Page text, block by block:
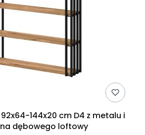
144x20 cm D4 z metalu i
dębowego loftowy